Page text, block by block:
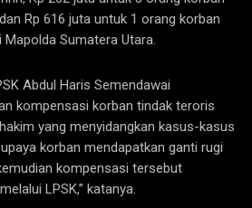
Rp 616 juta untuk 1 orang korban
Sumatera Utara.
Abdul Haris Semendawai
kompensasi korban tindak teroris
yang menyidangkan kasus-kasus
korban mendapatkan ganti rugi
kompensasi tersebut
LPSK,” katanya.